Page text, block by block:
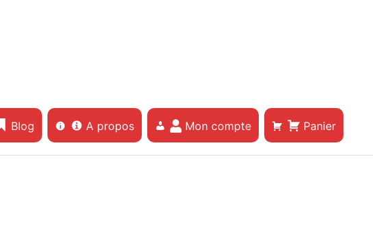
Blog A propos Mon compte Panier